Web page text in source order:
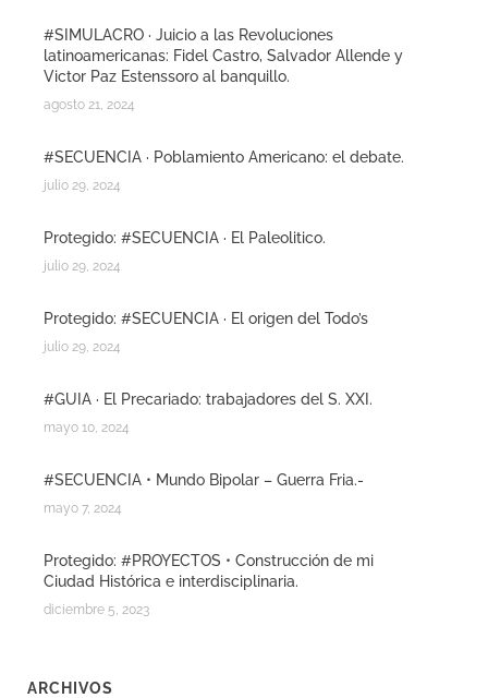
#SIMULACRO · Juicio a las Revoluciones
latinoamericanas: Fidel Castro, Salvador Allende y
Victor Paz Estenssoro al banquillo.
agosto 21, 2024
#SECUENCIA · Poblamiento Americano: el debate.
julio 29, 2024
Protegido: #SECUENCIA · El Paleolitico.
julio 29, 2024
Protegido: #SECUENCIA · El origen del Todo’s
julio 29, 2024
#GUIA · El Precariado: trabajadores del S. XXI.
mayo 10, 2024
#SECUENCIA • Mundo Bipolar – Guerra Fria.-
mayo 7, 2024
Protegido: #PROYECTOS • Construcción de mi
Ciudad Histórica e interdisciplinaria.
diciembre 5, 2023
ARCHIVOS